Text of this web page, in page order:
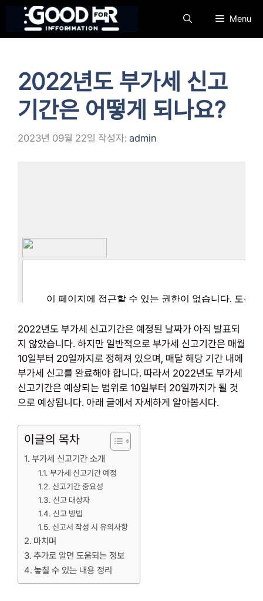
츠
Menu
2022년도 부가세 신고
기간은 어떻게 되나요?
2023년 09월 22일 작성자: admin
2022년도 부가세 신고기간은 예정된 날짜가 아직 발표되
지 않았습니다. 하지만 일반적으로 부가세 신고기간은 매월
10일부터 20일까지로 정해져 있으며, 매달 해당 기간 내에
부가세 신고를 완료해야 합니다. 따라서 2022년도 부가세
신고기간은 예상되는 범위로 10일부터 20일까지가 될 것
으로 예상됩니다. 아래 글에서 자세하게 알아봅시다.
이글의 목차
부가세 신고기간 소개
부가세 신고기간 예정
신고기간 중요성
신고 대상자
신고 방법
신고서 작성 시 유의사항
마치며
추가로 알면 도움되는 정보
놓칠 수 있는 내용 정리